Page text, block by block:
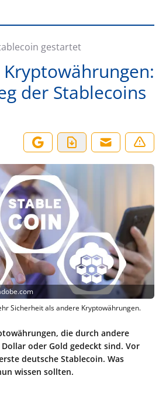
gestartet
der Stablecoins
Sicherheit als andere Kryptowährungen.
die durch andere
oder Gold gedeckt sind. Vor
deutsche Stablecoin. Was
wissen sollten.